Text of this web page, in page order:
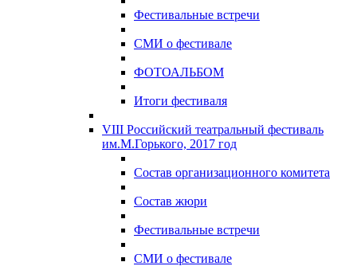
Фестивальные встречи
СМИ о фестивале
ФОТОАЛЬБОМ
Итоги фестиваля
VIII Российский театральный фестиваль
им.М.Горького, 2017 год
Состав организационного комитета
Состав жюри
Фестивальные встречи
СМИ о фестивале